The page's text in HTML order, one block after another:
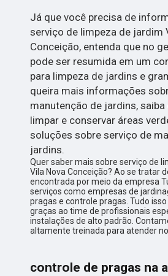
Já que você precisa de
serviço de limpeza de jardim
Conceição, entenda que no
pode ser resumida em um
para limpeza de jardins e
queira mais informações
manutenção de jardins, saiba
limpar e conservar áreas
soluções sobre serviço de
jardins.
Quer saber mais sobre serviço de
Vila Nova Conceição? Ao se tratar
encontrada por meio da empresa
serviços como empresas de
pragas e controle pragas. Tudo isso
graças ao time de profissionais
instalações de alto padrão.
altamente treinada para atender
controle de pragas na